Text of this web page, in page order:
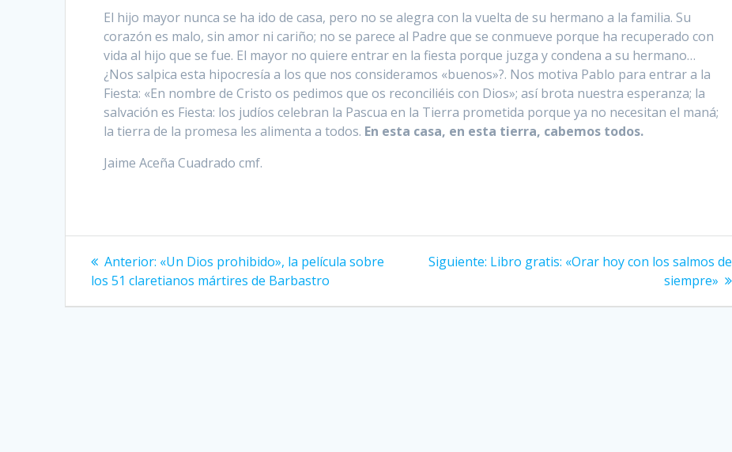
El hijo mayor nunca se ha ido de casa, pero no se alegra con la vuelta de su hermano a la familia. Su
corazón es malo, sin amor ni cariño; no se parece al Padre que se conmueve porque ha recuperado con
vida al hijo que se fue. El mayor no quiere entrar en la fiesta porque juzga y condena a su hermano…
¿Nos salpica esta hipocresía a los que nos consideramos «buenos»?. Nos motiva Pablo para entrar a la
Fiesta: «En nombre de Cristo os pedimos que os reconciliéis con Dios»; así brota nuestra esperanza; la
salvación es Fiesta: los judíos celebran la Pascua en la Tierra prometida porque ya no necesitan el maná;
la tierra de la promesa les alimenta a todos. En esta casa, en esta tierra, cabemos todos.
Jaime Aceña Cuadrado cmf.
Navegación
de
Anterior: Entrada
anterior:
«Un Dios prohibido», la película sobre
los 51 claretianos mártires de Barbastro
Siguiente: Siguiente
Libro gratis: «Orar hoy con los salmos de
siempre»